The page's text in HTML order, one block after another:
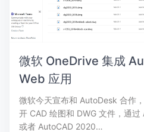
微软 OneDrive 集成
Web 应用
微软今天宣布和 AutoDesk 合作
开 CAD 绘图和 DWG 文件，通过
或者 AutoCAD 2020…